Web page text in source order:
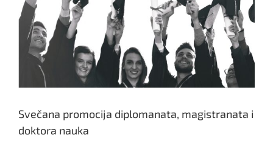
Svečana promocija diplomanata, magistranata i
doktora nauka